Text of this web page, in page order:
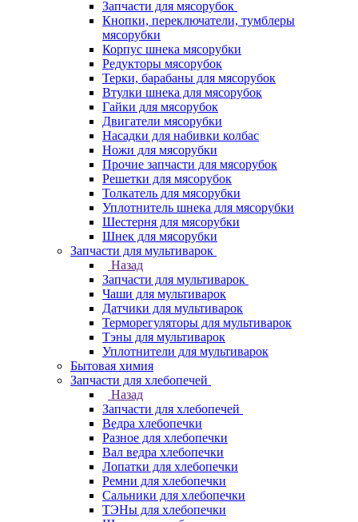
Запчасти для мясорубок
Кнопки, переключатели, тумблеры
мясорубки
Корпус шнека мясорубки
Редукторы мясорубок
Терки, барабаны для мясорубок
Втулки шнека для мясорубок
Гайки для мясорубок
Двигатели мясорубки
Насадки для набивки колбас
Ножи для мясорубки
Прочие запчасти для мясорубок
Решетки для мясорубок
Толкатель для мясорубки
Уплотнитель шнека для мясорубки
Шестерня для мясорубки
Шнек для мясорубки
Запчасти для мультиварок
Назад
Запчасти для мультиварок
Чаши для мультиварок
Датчики для мультиварок
Терморегуляторы для мультиварок
Тэны для мультиварок
Уплотнители для мультиварок
Бытовая химия
Запчасти для хлебопечей
Назад
Запчасти для хлебопечей
Ведра хлебопечки
Разное для хлебопечки
Вал ведра хлебопечки
Лопатки для хлебопечки
Ремни для хлебопечки
Сальники для хлебопечки
ТЭНы для хлебопечки